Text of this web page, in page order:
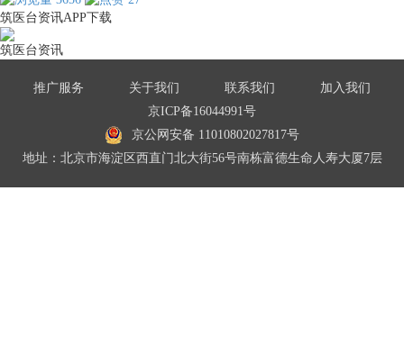
筑医台资讯APP下载
筑医台资讯
推广服务 关于我们 联系我们
加入我们
京ICP备16044991号
京公网安备 11010802027817号
地址：北京市海淀区西直门北大街56号南栋富德生命人寿大厦7层